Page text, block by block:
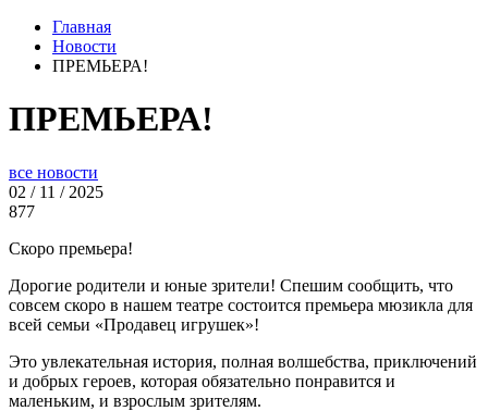
Главная
Новости
ПРЕМЬЕРА!
ПРЕМЬЕРА!
все новости
02 / 11 / 2025
877
Скоро премьера!
Дорогие родители и юные зрители! Спешим сообщить, что
совсем скоро в нашем театре состоится премьера мюзикла для
всей семьи «Продавец игрушек»!
Это увлекательная история, полная волшебства, приключений
и добрых героев, которая обязательно понравится и
маленьким, и взрослым зрителям.